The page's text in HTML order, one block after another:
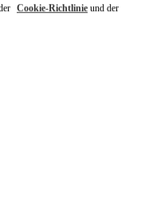
Cookie-Richtlinie und der